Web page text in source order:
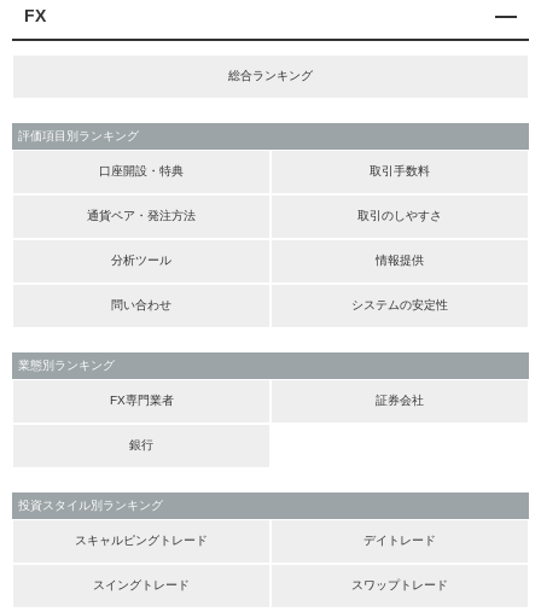
FX
総合ランキング
評価項目別ランキング
口座開設・特典 取引手数料
通貨ペア・発注方法 取引のしやすさ
分析ツール 情報提供
問い合わせ システムの安定性
業態別ランキング
FX専門業者 証券会社
銀行
投資スタイル別ランキング
スキャルピングトレード デイトレード
スイングトレード スワップトレード